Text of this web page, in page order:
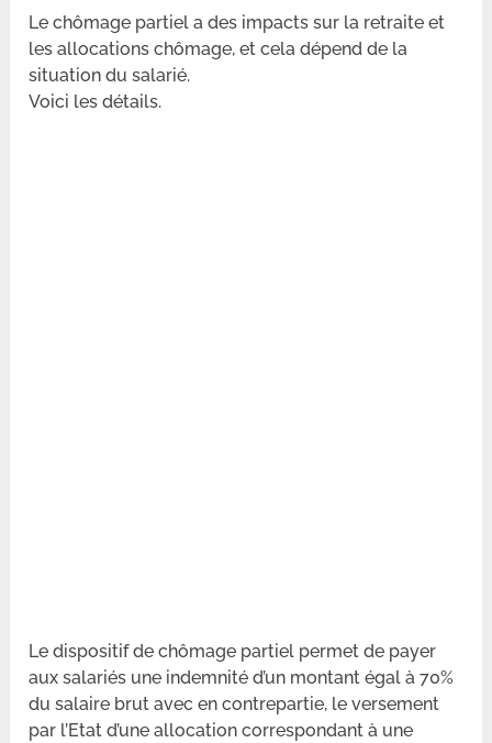
Le chômage partiel a des impacts sur la retraite et
les allocations chômage, et cela dépend de la
situation du salarié.
Voici les détails.
Le dispositif de chômage partiel permet de payer
aux salariés une indemnité d’un montant égal à 70%
du salaire brut avec en contrepartie, le versement
par l’Etat d’une allocation correspondant à une